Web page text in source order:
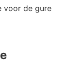
voor de gure